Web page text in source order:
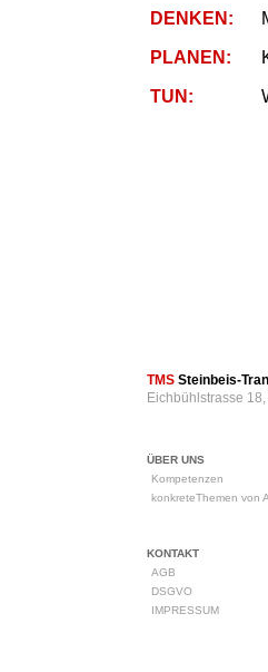
DENKEN:
PLANEN:
TUN:
TMS Steinbeis-
Eichbühlstrasse
ÜBER UNS
Kompetenzen
konkreteThemen von
KONTAKT
AGB
DSGVO
IMPRESSUM